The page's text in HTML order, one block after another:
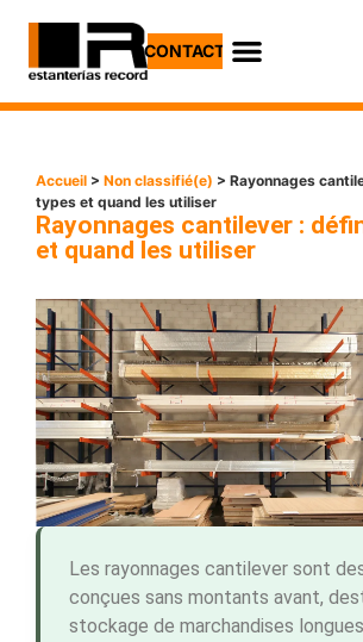
CONTACT
Accueil > Non classifié(e) > Rayonnages
types et quand les utiliser
Rayonnages cantilever :
et quand les utiliser
Les rayonnages cantilever sont
conçues sans montants avant,
stockage de marchandises